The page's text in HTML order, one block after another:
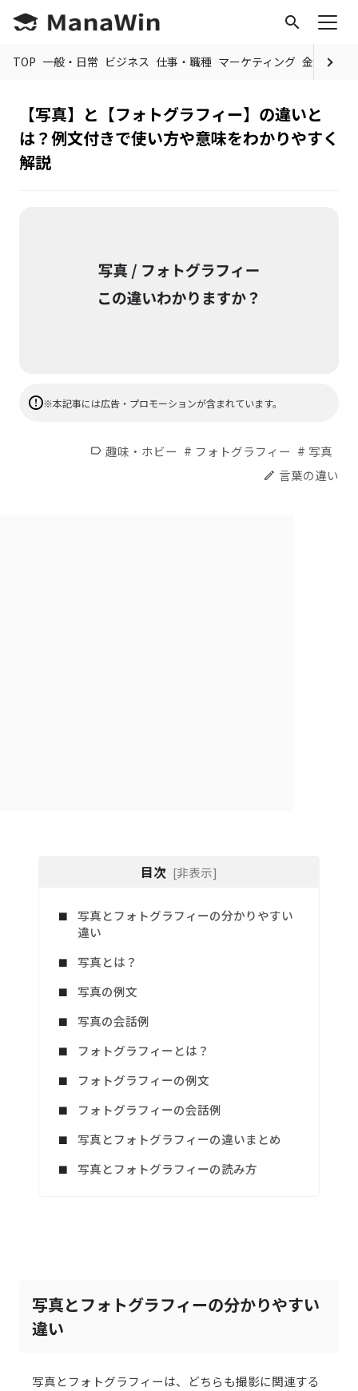
search
TOP 一般・日常 ビジネス 仕事・職種 マーケティング 金融 制度
【写真】と【フォトグラフィー】の違いと
は？例文付きで使い方や意味をわかりやすく
解説
※本記事には広告・プロモーションが含まれています。
label 趣味・ホビー # フォトグラフィー # 写真
edit 言葉の違い
目次 [非表示]
写真とフォトグラフィーの分かりやすい
違い
写真とは？
写真の例文
写真の会話例
フォトグラフィーとは？
フォトグラフィーの例文
フォトグラフィーの会話例
写真とフォトグラフィーの違いまとめ
写真とフォトグラフィーの読み方
写真とフォトグラフィーの分かりやすい
違い
写真とフォトグラフィーは、どちらも撮影に関連する